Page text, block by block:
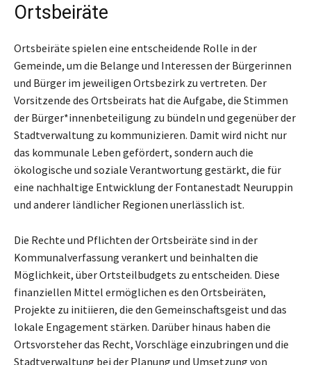
Ortsbeiräte
Ortsbeiräte spielen eine entscheidende Rolle in der
Gemeinde, um die Belange und Interessen der Bürgerinnen
und Bürger im jeweiligen Ortsbezirk zu vertreten. Der
Vorsitzende des Ortsbeirats hat die Aufgabe, die Stimmen
der Bürger*innenbeteiligung zu bündeln und gegenüber der
Stadtverwaltung zu kommunizieren. Damit wird nicht nur
das kommunale Leben gefördert, sondern auch die
ökologische und soziale Verantwortung gestärkt, die für
eine nachhaltige Entwicklung der Fontanestadt Neuruppin
und anderer ländlicher Regionen unerlässlich ist.
Die Rechte und Pflichten der Ortsbeiräte sind in der
Kommunalverfassung verankert und beinhalten die
Möglichkeit, über Ortsteilbudgets zu entscheiden. Diese
finanziellen Mittel ermöglichen es den Ortsbeiräten,
Projekte zu initiieren, die den Gemeinschaftsgeist und das
lokale Engagement stärken. Darüber hinaus haben die
Ortsvorsteher das Recht, Vorschläge einzubringen und die
Stadtverwaltung bei der Planung und Umsetzung von